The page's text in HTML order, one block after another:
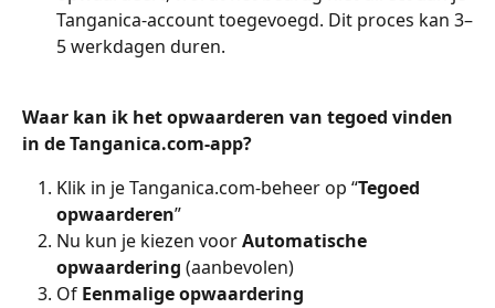
Tanganica-account toegevoegd. Dit proces kan 3–
5 werkdagen duren.
Waar kan ik het opwaarderen van tegoed vinden
in de Tanganica.com-app?
Klik in je Tanganica.com-beheer op “Tegoed
opwaarderen”
Nu kun je kiezen voor Automatische
opwaardering (aanbevolen)
Of Eenmalige opwaardering